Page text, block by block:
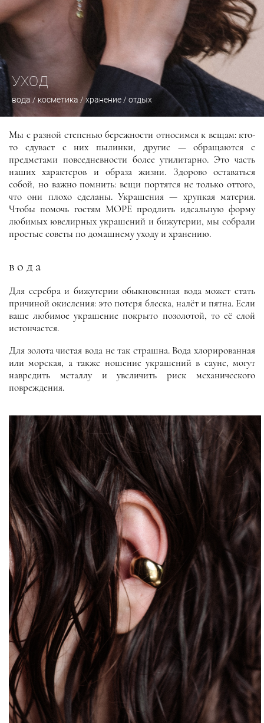
Золото
Серебро
Эксклюзивно в МОРЕ
Идеально в подарок
Prosto
Rojo
Sirene
Statements
Vua
Zotov A&Y Jewellery
Анна Буштырева
Апарт
Бинамель
Дарама
ЛМ
Море
Оксиома
Перфект Грей
Эпизод
Эпик
УХОД
вода / косметика / хранение / отдых
Мы с разной степенью бережности относимся к вещам: кто-
то сдувает с них пылинки, другие — обращаются с
предметами повседневности более утилитарно. Это часть
наших характеров и образа жизни. Здорово оставаться
собой, но важно помнить: вещи портятся не только оттого,
что они плохо сделаны. Украшения — хрупкая материя.
Чтобы помочь гостям МОРЕ продлить идеальную форму
любимых ювелирных украшений и бижутерии, мы собрали
простые советы по домашнему уходу и хранению.
вода
Для серебра и бижутерии обыкновенная вода может стать
причиной окисления: это потеря блеска, налёт и пятна. Если
ваше любимое украшение покрыто позолотой, то её слой
истончается.
Для золота чистая вода не так страшна. Вода хлорированная
или морская, а также ношение украшений в сауне, могут
навредить металлу и увеличить риск механического
повреждения.